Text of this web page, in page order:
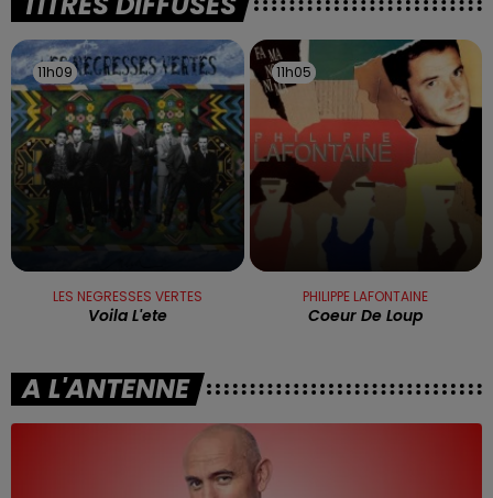
11h09
11h09
LES NEGRESSES VERTES
Voila L'ete
11h05
11h05
PHILIPPE LAFONTAINE
Coeur De Loup
A L'ANTENNE